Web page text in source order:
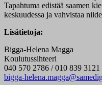
Tapahtuma edistää saamen
keskuudessa ja vahvistaa
Lisätietoja:
Bigga-Helena Magga
Koulutussihteeri
040 570 2786 / 010 839 3121
bigga-